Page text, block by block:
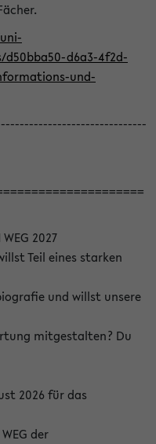
d6a3-4f2d-
und-
2027
Teil eines starken
und willst unsere
mitgestalten? Du
2026 für das
der